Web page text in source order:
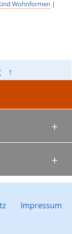
Wohnformen |
↑
Impressum